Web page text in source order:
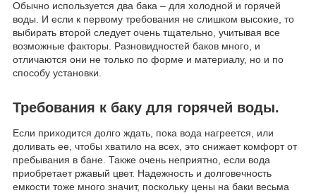
Обычно используется два бака – для холодной и горячей
воды. И если к первому требования не слишком высокие, то
выбирать второй следует очень тщательно, учитывая все
возможные факторы. Разновидностей баков много, и
отличаются они не только по форме и материалу, но и по
способу установки.
Требования к баку для горячей воды.
Если приходится долго ждать, пока вода нагреется, или
доливать ее, чтобы хватило на всех, это снижает комфорт от
пребывания в бане. Также очень неприятно, если вода
приобретает ржавый цвет. Надежность и долговечность
емкости тоже много значит, поскольку цены на баки весьма